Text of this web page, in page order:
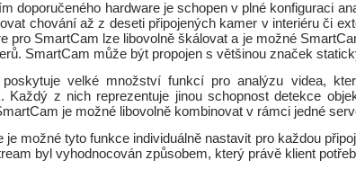
doporučeného hardware je schopen v plné konfiguraci
chování až z deseti připojených kamer v interiéru či
pro SmartCam lze libovolně škálovat a je možné
SmartCam může být propojen s většinou značek
poskytuje velké množství funkcí pro analýzu videa,
Každý z nich reprezentuje jinou schopnost detekce
je možné libovolně kombinovat v rámci jedné
je možné tyto funkce individuálně nastavit pro každou
byl vyhodnocován způsobem, který právě klient